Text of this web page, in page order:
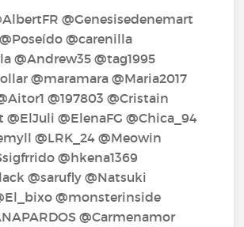
@Genesisedenemart‍
@carenilla‍
@Andrew35‍ @tag1995‍
@maramara‍ @Maria2017‍
@197803‍ @Cristain‍
@ElJuli‍ @ElenaFG‍ @Chica_94‍
@LRK_24‍ @Meowin‍
@hkena1369‍
@sarufly‍ @Natsuki‍
@monsterinside‍
@Carmenamor‍